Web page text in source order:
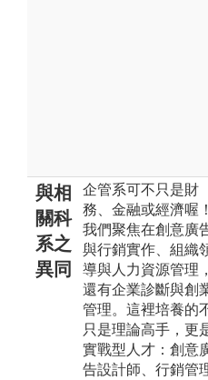
與相
關科
系之
異同
企管系可不只是財
務、金融或經濟喔！
我們聚焦在創意廣
與行銷實作、組織
導與人力資源管理，
還有企業診斷與創
管理。這裡培養的
只是理論高手，更
實戰型人才：創意
告設計師、行銷管